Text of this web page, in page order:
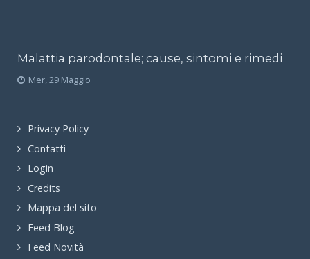
Malattia parodontale; cause, sintomi e rimedi
Mer, 29 Maggio
Privacy Policy
Contatti
Login
Credits
Mappa del sito
Feed Blog
Feed Novità